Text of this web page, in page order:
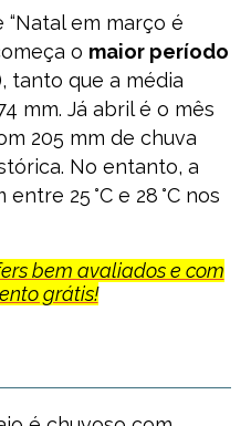
em março é
o maior período
tanto que a média
mm. Já abril é o mês
205 mm de chuva
No entanto, a
25 °C e 28 °C nos
bem avaliados e com
grátis!